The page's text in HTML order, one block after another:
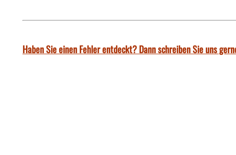
Haben Sie einen Fehler entdeckt? Dann schreiben Sie uns